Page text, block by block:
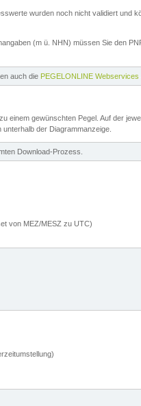
wurden noch nicht validiert und
(m ü. NHN) müssen Sie den
auch die PEGELONLINE Webservices
zu einem gewünschten Pegel. Auf der
der Diagrammanzeige.
Download-Prozess.
von MEZ/MESZ zu UTC)